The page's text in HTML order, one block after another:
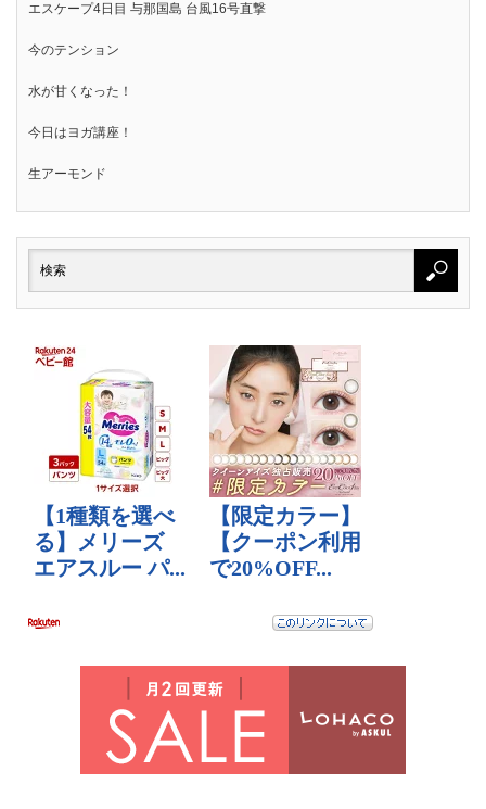
エスケープ4日目 与那国島 台風16号直撃
今のテンション
水が甘くなった！
今日はヨガ講座！
生アーモンド